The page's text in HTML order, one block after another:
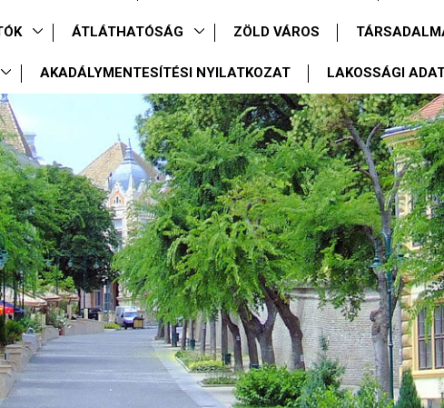
ÁTLÁTHATÓSÁG ZÖLD VÁROS
AKADÁLYMENTESÍTÉSI NYILATKOZAT LAKOSSÁGI